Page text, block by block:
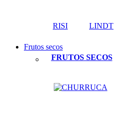
RISI LINDT
Frutos secos
FRUTOS SECOS